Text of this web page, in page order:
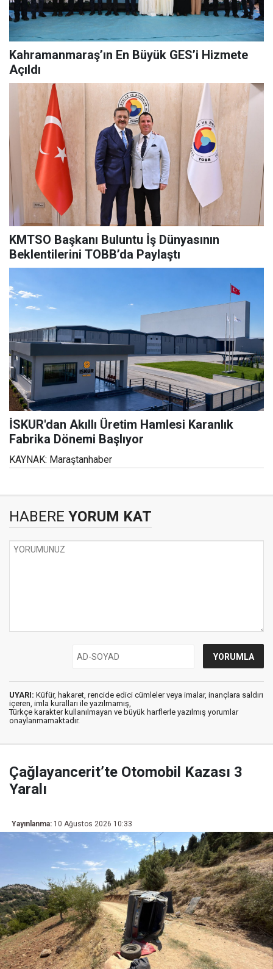
Kahramanmaraş’ın En Büyük GES’i Hizmete
Açıldı
KMTSO Başkanı Buluntu İş Dünyasının
Beklentilerini TOBB’da Paylaştı
İSKUR'dan Akıllı Üretim Hamlesi Karanlık
Fabrika Dönemi Başlıyor
KAYNAK: Maraştanhaber
HABERE YORUM KAT
UYARI: Küfür, hakaret, rencide edici cümleler veya imalar, inançlara saldırı
içeren, imla kuralları ile yazılmamış,
Türkçe karakter kullanılmayan ve büyük harflerle yazılmış yorumlar
onaylanmamaktadır.
Çağlayancerit’te Otomobil Kazası 3
Yaralı
Yayınlanma: 10 Ağustos 2026 10:33